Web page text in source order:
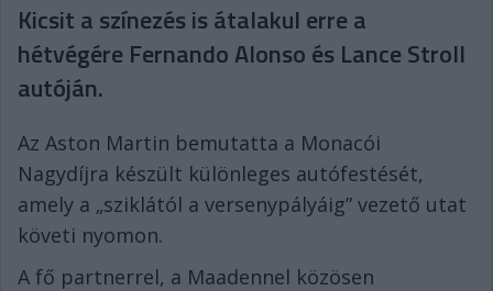
Kicsit a színezés is átalakul erre a
hétvégére Fernando Alonso és Lance Stroll
autóján.
Az Aston Martin bemutatta a Monacói
Nagydíjra készült különleges autófestését,
amely a „sziklától a versenypályáig” vezető utat
követi nyomon.
A fő partnerrel, a Maadennel közösen